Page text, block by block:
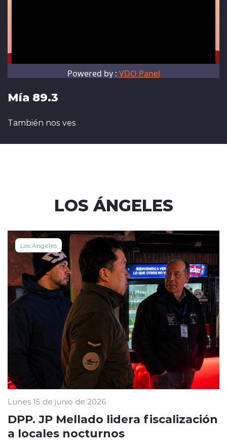
Mía 89.3
También nos ves
LOS ÁNGELES
Los Ángeles
Lunes 15 de junio de 2026
DPP. JP Mellado lidera fiscalización
a locales nocturnos